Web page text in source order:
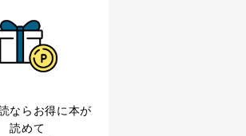
なら お得に本が
読めて